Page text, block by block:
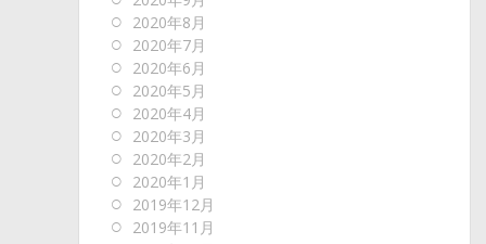
2020年8月
2020年7月
2020年6月
2020年5月
2020年4月
2020年3月
2020年2月
2020年1月
2019年12月
2019年11月